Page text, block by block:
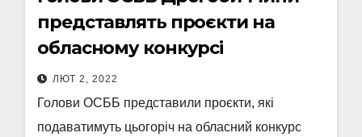
представлять проєкти на
обласному конкурсі
ЛЮТ 2, 2022
Голови ОСББ представили проєкти, які
подаватимуть цьогоріч на обласний конкурс